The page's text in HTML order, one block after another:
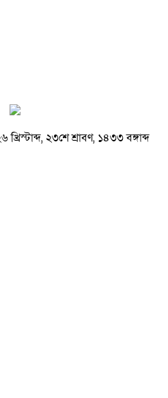
২৩শে শ্রাবণ, ১৪৩৩ বঙ্গাব্দ